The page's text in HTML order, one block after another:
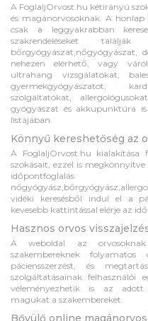
A FoglaljOrvost.hu kétirányú
és magánorvosoknak. A honlap
csak a leggyakrabban
szakrendeléseket
bőrgyógyászat,nőgyógyászat,
nehezen elérhető, vagy
ultrahang vizsgálatokat,
gyermekgyógyászatot,
szolgáltatókat,
gyógyászat és akkupunktúra
listájában.
Könnyű kereshetőség az
A FoglaljOrvost.hu kialakítása
szokásait, ezzel is megkönnyítve
vidéki keresésből indul el a
kevesebb kattintással elérje az
Hasznos orvos
A weboldal az
szakembereknek
páciensszerzést, és
szolgáltatásainak felhasználói
véleményezhetik is az adott
magukat a szakembereket.
Bővülő online